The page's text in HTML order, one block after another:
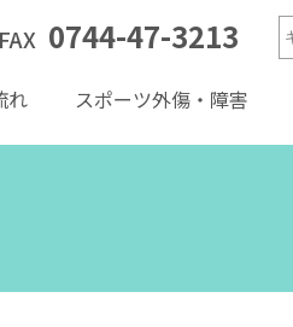
0744-47-3213
れ スポーツ外傷・障害